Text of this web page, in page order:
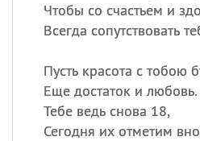
Чтобы со счастьем и
Всегда сопутствовать
Пусть красота с тобою
Еще достаток и любовь.
Тебе ведь снова 18,
Сегодня их отметим